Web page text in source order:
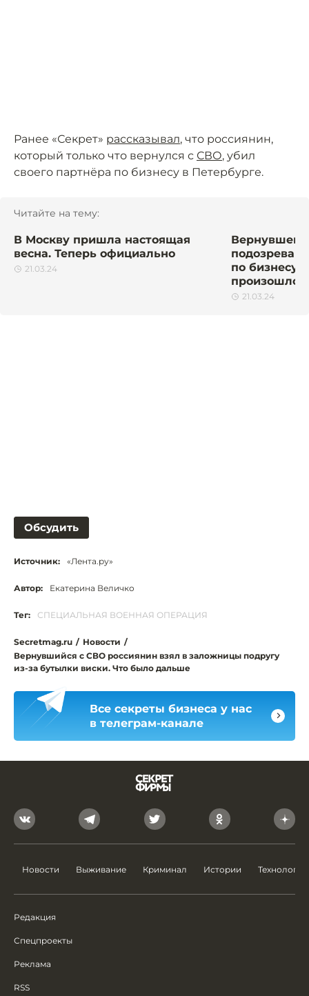
Ранее «Секрет» рассказывал, что россиянин,
который только что вернулся с СВО, убил
своего партнёра по бизнесу в Петербурге.
Читайте на тему:
В Москву пришла настоящая
весна. Теперь официально
21.03.24
по бизнесу
произошло
21.03.24
Обсудить
Источник: «Лента.ру»
Автор: Екатерина Величко
Тег: СПЕЦИАЛЬНАЯ ВОЕННАЯ ОПЕРАЦИЯ
Secretmag.ru / Новости /
Вернувшийся с СВО россиянин взял в заложницы подругу
из-за бутылки виски. Что было дальше
Все секреты бизнеса у нас
в телеграм-канале
Новости Выживание Криминал Истории Технологии
Редакция
Спецпроекты
Реклама
RSS